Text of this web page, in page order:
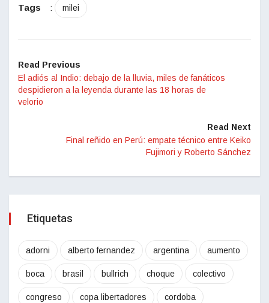
Tags : milei
Read Previous
El adiós al Indio: debajo de la lluvia, miles de fanáticos
despidieron a la leyenda durante las 18 horas de
velorio
Read Next
Final reñido en Perú: empate técnico entre Keiko
Fujimori y Roberto Sánchez
Etiquetas
adorni alberto fernandez argentina aumento
boca brasil bullrich choque colectivo
congreso copa libertadores cordoba